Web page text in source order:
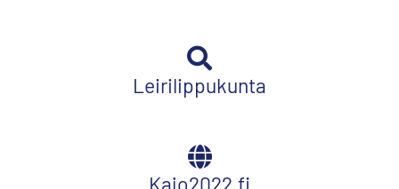
Leirilippukunta
Kajo2022.fi